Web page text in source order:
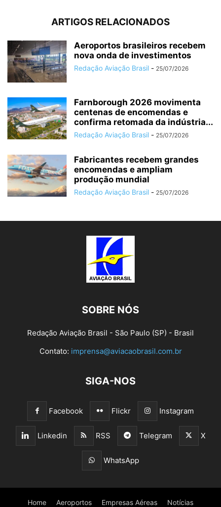
ARTIGOS RELACIONADOS
Aeroportos brasileiros recebem
nova onda de investimentos
Redação Aviação Brasil - 25/07/2026
Farnborough 2026 movimenta
centenas de encomendas e
confirma retomada da indústria...
Redação Aviação Brasil - 25/07/2026
Fabricantes recebem grandes
encomendas e ampliam
produção mundial
Redação Aviação Brasil - 25/07/2026
SOBRE NÓS
Redação Aviação Brasil - São Paulo (SP) - Brasil
Contato: imprensa@aviacaobrasil.com.br
SIGA-NOS
Facebook Flickr Instagram
Linkedin RSS Telegram X
WhatsApp
Home Aeroportos Empresas Aéreas Notícias